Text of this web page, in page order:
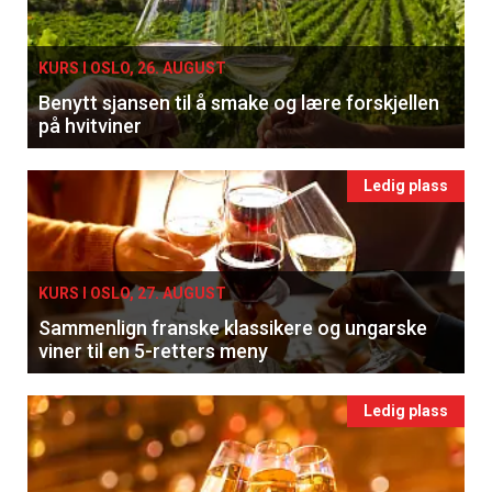
KURS I OSLO, 26. AUGUST
Benytt sjansen til å smake og lære forskjellen
på hvitviner
Ledig plass
KURS I OSLO, 27. AUGUST
Sammenlign franske klassikere og ungarske
viner til en 5-retters meny
Ledig plass